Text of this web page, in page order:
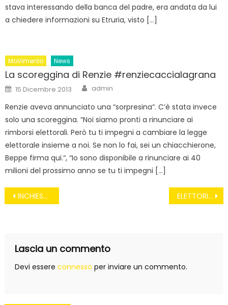
stava interessando della banca del padre, era andata da lui
a chiedere informazioni su Etruria, visto […]
MoVimento News
La scoreggina di Renzie #renziecaccialagrana
Posted
on
15 Dicembre 2013 Author
admin
Renzie aveva annunciato una “sorpresina“. C’è stata invece
solo una scoreggina. “Noi siamo pronti a rinunciare ai
rimborsi elettorali. Però tu ti impegni a cambiare la legge
elettorale insieme a noi. Se non lo fai, sei un chiacchierone,
Beppe firma qui.“, “Io sono disponibile a rinunciare ai 40
milioni del prossimo anno se tu ti impegni […]
Navigazione
INCHIESTA SUGLI INTOCCABILI. TUTTO QUELLO CHE DOVETE SAPERE SULLA BCE ELETTORI PD SOTTO SHOCK
Lascia un commento
Devi essere connesso per inviare un commento.